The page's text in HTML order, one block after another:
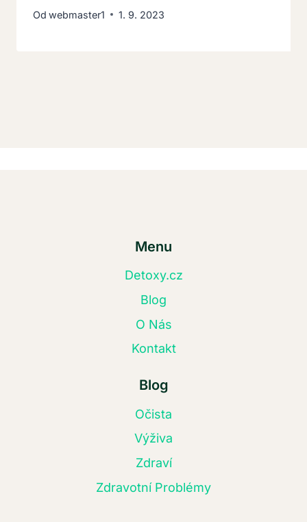
Od webmaster1 1. 9. 2023
Menu
Detoxy.cz
Blog
O Nás
Kontakt
Blog
Očista
Výživa
Zdraví
Zdravotní Problémy